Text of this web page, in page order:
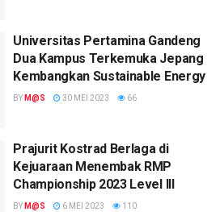
Universitas Pertamina Gandeng
Dua Kampus Terkemuka Jepang
Kembangkan Sustainable Energy
BY M@S 30 MEI 2023 66
Prajurit Kostrad Berlaga di
Kejuaraan Menembak RMP
Championship 2023 Level III
BY M@S 6 MEI 2023 110